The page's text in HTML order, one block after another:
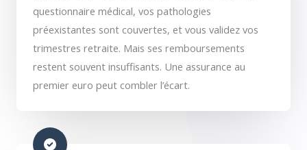
questionnaire médical, vos pathologies
préexistantes sont couvertes, et vous validez vos
trimestres retraite. Mais ses remboursements
restent souvent insuffisants. Une assurance au
premier euro peut combler l’écart.